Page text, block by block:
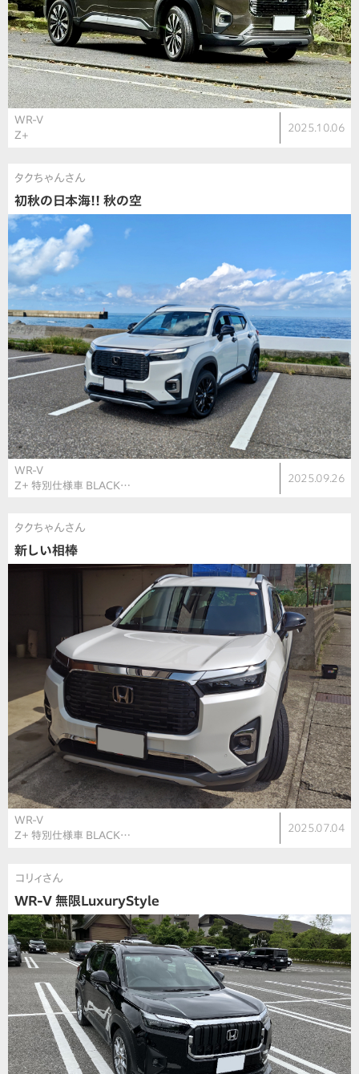
WR-V
Z+
2025.10.06
タクちゃんさん
初秋の日本海!! 秋の空
WR-V
Z＋ 特別仕様車 BLACK…
2025.09.26
タクちゃんさん
新しい相棒
WR-V
Z＋ 特別仕様車 BLACK…
2025.07.04
コリィさん
WR-V 無限LuxuryStyle